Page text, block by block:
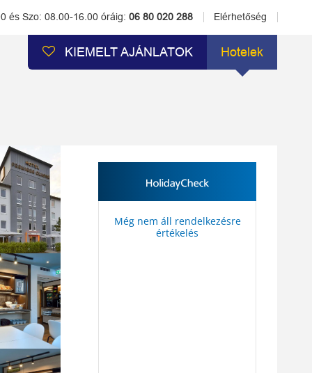
és Szo: 08.00-16.00 óráig: 06 80 020 288 Elérhetőség
KIEMELT AJÁNLATOK Hotelek
Még nem áll rendelkezésre
értékelés